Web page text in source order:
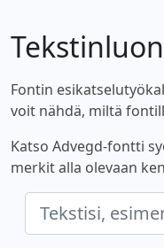
Fontin
voit nähdä, miltä
Katso Advegd-fontti
merkit alla olevaan